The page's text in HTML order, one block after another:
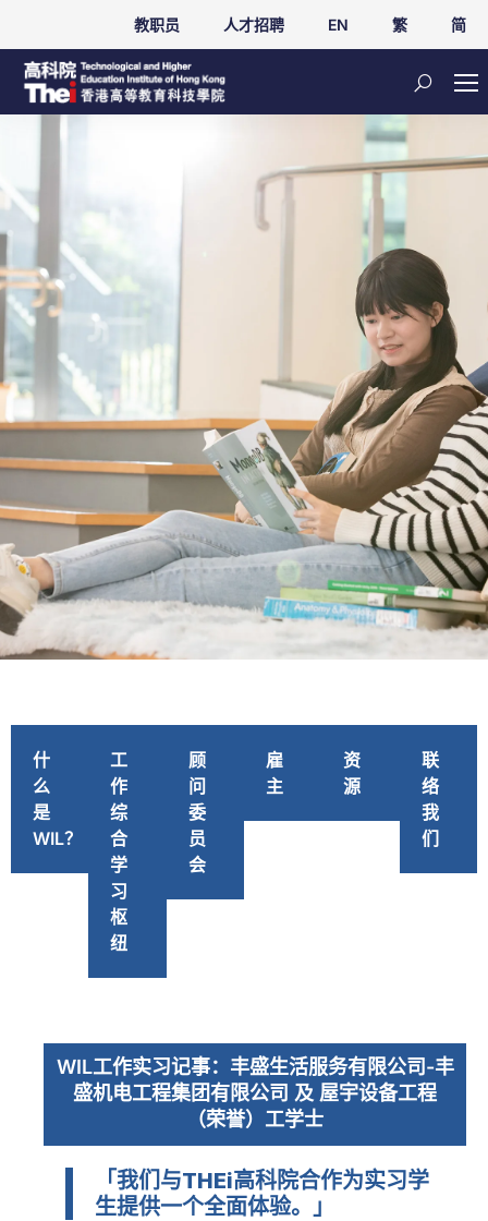
教职员 人才招聘 EN 繁 简
习记事
什
么
是
WIL？
工
作
综
合
学
习
枢
纽
顾
问
委
员
会
雇
主
资
源
联
络
我
们
WIL工作实习记事：丰盛生活服务有限公司-丰
盛机电工程集团有限公司 及 屋宇设备工程
（荣誉）工学士
「我们与THEi高科院合作为实习学
生提供一个全面体验。」